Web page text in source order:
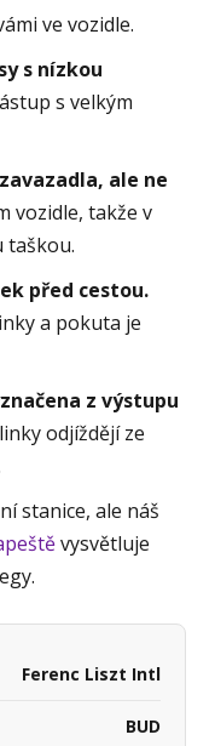
ve vozidle.
s nízkou
s velkým
ale ne
vozidle, takže v
taškou.
před cestou.
a pokuta je
z výstupu
odjíždějí ze
stanice, ale náš
vysvětluje
Ferenc Liszt Intl
BUD